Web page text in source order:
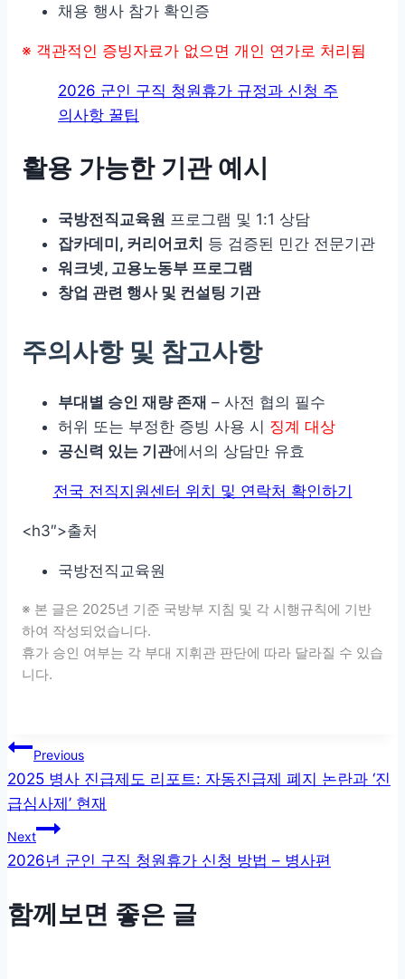
채용 행사 참가 확인증
※ 객관적인 증빙자료가 없으면 개인 연가로 처리됨
2026 군인 구직 청원휴가 규정과 신청 주
의사항 꿀팁
활용 가능한 기관 예시
국방전직교육원 프로그램 및 1:1 상담
잡카데미, 커리어코치 등 검증된 민간 전문기관
워크넷, 고용노동부 프로그램
창업 관련 행사 및 컨설팅 기관
주의사항 및 참고사항
부대별 승인 재량 존재 – 사전 협의 필수
허위 또는 부정한 증빙 사용 시 징계 대상
공신력 있는 기관에서의 상담만 유효
전국 전직지원센터 위치 및 연락처 확인하기
<h3″>출처
국방전직교육원
※ 본 글은 2025년 기준 국방부 지침 및 각 시행규칙에 기반
하여 작성되었습니다.
휴가 승인 여부는 각 부대 지휘관 판단에 따라 달라질 수 있습
니다.
글 탐색
Previous
2025 병사 진급제도 리포트: 자동진급제 폐지 논란과 ‘진
급심사제’ 현재
Next
2026년 군인 구직 청원휴가 신청 방법 – 병사편
함께보면 좋은 글